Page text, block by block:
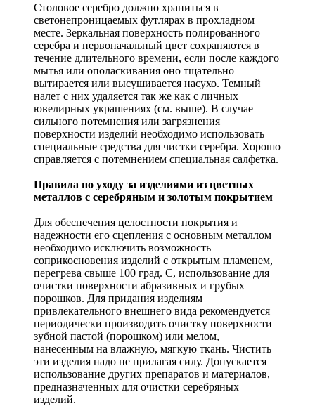
Столовое серебро должно храниться в
светонепроницаемых футлярах в прохладном
месте. Зеркальная поверхность полированного
серебра и первоначальный цвет сохраняются в
течение длительного времени, если после каждого
мытья или ополаскивания оно тщательно
вытирается или высушивается насухо. Темный
налет с них удаляется так же как с личных
ювелирных украшениях (см. выше). В случае
сильного потемнения или загрязнения
поверхности изделий необходимо использовать
специальные средства для чистки серебра. Хорошо
справляется с потемнением специальная салфетка.
Правила по уходу за изделиями из цветных
металлов с серебряным и золотым покрытием
Для обеспечения целостности покрытия и
надежности его сцепления с основным металлом
необходимо исключить возможность
соприкосновения изделий с открытым пламенем,
перегрева свыше 100 град. С, использование для
очистки поверхности абразивных и грубых
порошков. Для придания изделиям
привлекательного внешнего вида рекомендуется
периодически производить очистку поверхности
зубной пастой (порошком) или мелом,
нанесенным на влажную, мягкую ткань. Чистить
эти изделия надо не прилагая силу. Допускается
использование других препаратов и материалов,
предназначенных для очистки серебряных
изделий.